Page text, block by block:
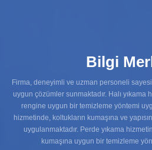
Bilgi
Firma, deneyimli ve uzman personeli
uygun çözümler sunmaktadır. Halı yıkama
rengine uygun bir temizleme yöntemi
hizmetinde, koltukların kumaşına ve
uygulanmaktadır. Perde yıkama
kumaşına uygun bir temizleme